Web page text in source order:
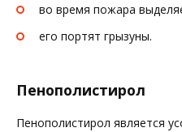
во время пожара
его портят грызуны.
Пенополистирол
Пенополистирол является